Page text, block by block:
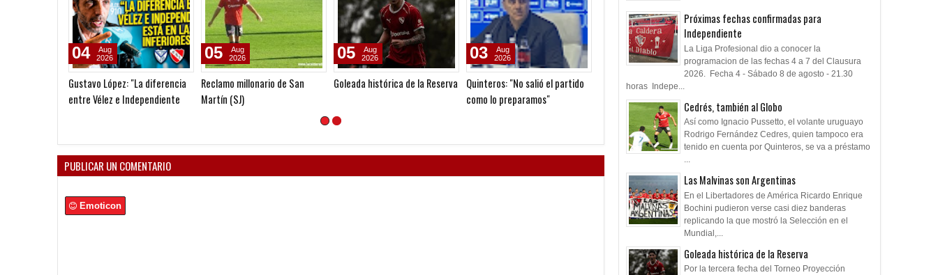
Gustavo López: "La diferencia
entre Vélez e Independiente
04
Aug
2026
Reclamo millonario de San
Martín (SJ)
05
Aug
2026
Goleada histórica de la Reserva
05
Aug
2026
Quinteros: "No salió el partido
como lo preparamos"
03
Aug
2026
La palabra de Quinteros
Jul
2026
29
Jul
2026
PUBLICAR UN COMENTARIO
Emoticon
Próximas fechas confirmadas para
Independiente
La Liga Profesional dio a conocer la
programacion de las fechas 4 a 7 del Clausura
2026. Fecha 4 - Sábado 8 de agosto - 21.30
horas Indepe...
Cedrés, también al Globo
Así como Ignacio Pussetto, el volante uruguayo
Rodrigo Fernández Cedres, quien tampoco era
tenido en cuenta por Quinteros, se va a préstamo
...
Las Malvinas son Argentinas
En el Libertadores de América Ricardo Enrique
Bochini pudieron verse casi diez banderas
replicando la que mostró la Selección en el
Mundial,...
Goleada histórica de la Reserva
Por la tercera fecha del Torneo Proyección